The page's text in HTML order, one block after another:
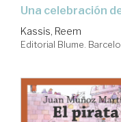
Una celebración
Kassis, Reem
Editorial Blume.